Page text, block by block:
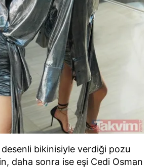
bikinisiyle verdiği pozu
daha sonra ise eşi Cedi Osman